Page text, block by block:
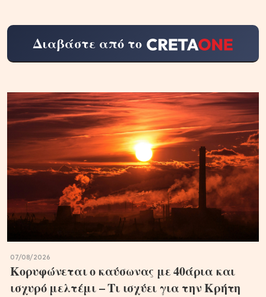
Διαβάστε από το
07/08/2026
Κορυφώνεται ο καύσωνας με 40άρια και
ισχυρό μελτέμι – Τι ισχύει για την Κρήτη